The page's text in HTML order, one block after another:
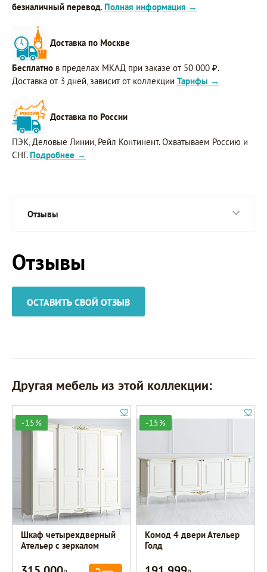
безналичный перевод. Полная информация →
Доставка по Москве
Бесплатно в пределах МКАД при заказе от 50 000 ₽.
Доставка от 3 дней, зависит от коллекции Тарифы →
Доставка по России
ПЭК, Деловые Линии, Рейл Континент. Охватываем Россию и
СНГ. Подробнее →
Отзывы
Отзывы
ОСТАВИТЬ СВОЙ ОТЗЫВ
Другая мебель из этой коллекции:
-15%
Шкаф четырехдверный
Ательер с зеркалом
Р
-15%
Комод 4 двери Ательер
Голд
Р